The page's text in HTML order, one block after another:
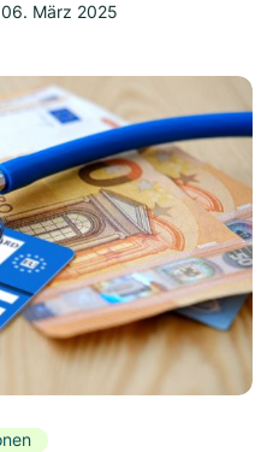
06. März 2025